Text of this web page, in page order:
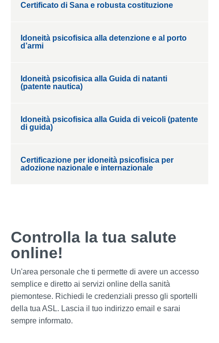
Certificato di Sana e robusta costituzione
Idoneità psicofisica alla detenzione e al porto
d’armi
Idoneità psicofisica alla Guida di natanti
(patente nautica)
Idoneità psicofisica alla Guida di veicoli (patente
di guida)
Certificazione per idoneità psicofisica per
adozione nazionale e internazionale
Controlla la tua salute
online!
Un'area personale che ti permette di avere un accesso
semplice e diretto ai servizi online della sanità
piemontese. Richiedi le credenziali presso gli sportelli
della tua ASL. Lascia il tuo indirizzo email e sarai
sempre informato.